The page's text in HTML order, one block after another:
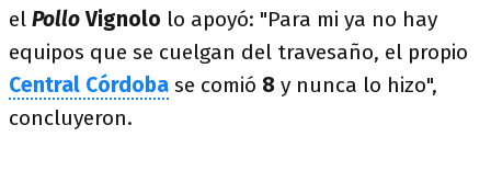
el PolloVignolo lo apoyó: "Para mi ya no hay
equipos que se cuelgan del travesaño, el propio
Central Córdoba se comió 8 y nunca lo hizo",
concluyeron.